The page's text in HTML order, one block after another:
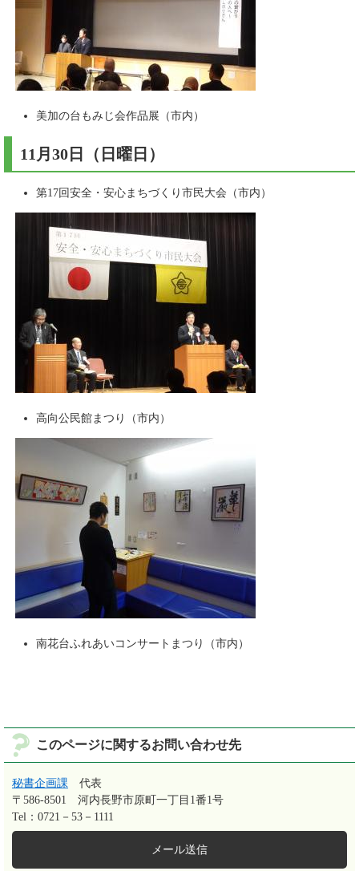
美加の台もみじ会作品展（市内）
11月30日（日曜日）
第17回安全・安心まちづくり市民大会（市内）
高向公民館まつり（市内）
南花台ふれあいコンサートまつり（市内）
このページに関するお問い合わせ先
秘書企画課
代表
〒586-8501
河内長野市原町一丁目1番1号
Tel：0721－53－1111
メール送信